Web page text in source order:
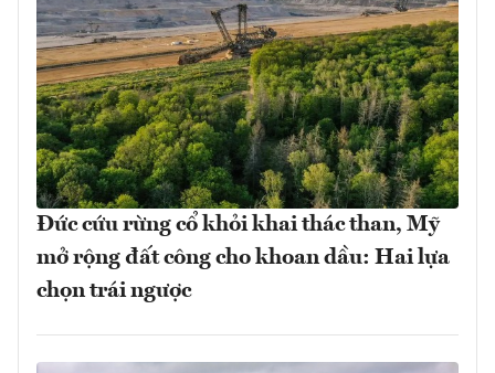
Đức cứu rừng cổ khỏi khai thác than, Mỹ
mở rộng đất công cho khoan dầu: Hai lựa
chọn trái ngược